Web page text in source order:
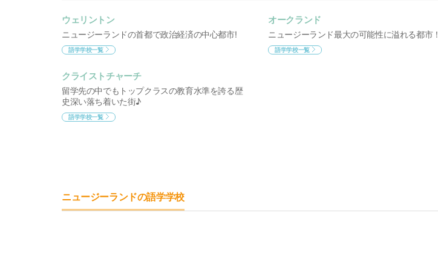
ウェリントン
ニュージーランドの首都で政治経済の中心都市!
語学学校一覧
オークランド
ニュージーランド最大の可能性に溢れる都市！
語学学校一覧
クライストチャーチ
留学先の中でもトップクラスの教育水準を誇る歴
史深い落ち着いた街♪
語学学校一覧
ニュージーランドの語学学校